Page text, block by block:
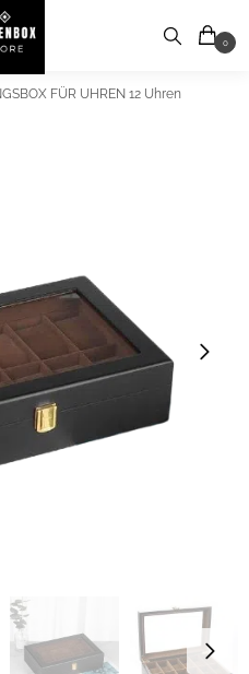
0
FÜR UHREN 12 Uhren